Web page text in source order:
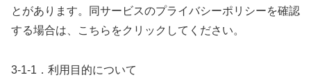
とがあります。同サービスのプライバシーポリシーを確認
する場合は、こちらをクリックしてください。
3-1-1．利用目的について